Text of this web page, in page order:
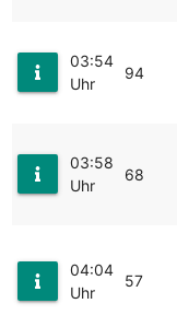
03:54
Uhr
94
03:58
Uhr
68
04:04
Uhr
57